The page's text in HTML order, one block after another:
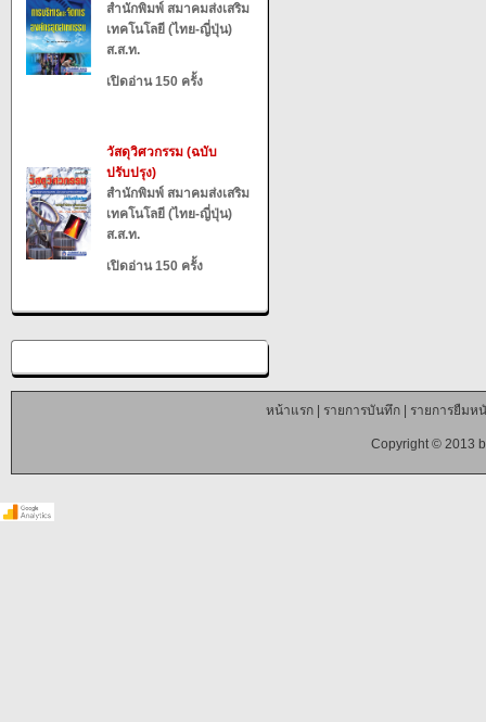
สำนักพิมพ์ สมาคมส่งเสริม
เทคโนโลยี (ไทย-ญี่ปุ่น)
ส.ส.ท.
เปิดอ่าน 150 ครั้ง
วัสดุวิศวกรรม (ฉบับ
ปรับปรุง)
สำนักพิมพ์ สมาคมส่งเสริม
เทคโนโลยี (ไทย-ญี่ปุ่น)
ส.ส.ท.
เปิดอ่าน 150 ครั้ง
หน้าแรก| รายการบันทึก| รายการยืมห
Copyright © 2013